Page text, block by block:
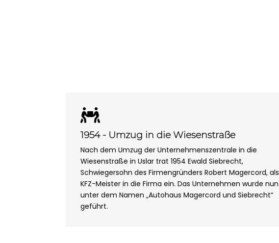

1954 - Umzug in die Wiesenstraße
Nach dem Umzug der Unternehmenszentrale in die
Wiesenstraße in Uslar trat 1954 Ewald Siebrecht,
Schwiegersohn des Firmengründers Robert Magercord, als
KFZ-Meister in die Firma ein. Das Unternehmen wurde nun
unter dem Namen „Autohaus Magercord und Siebrecht“
geführt.